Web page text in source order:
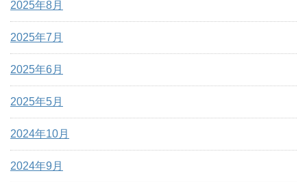
2025年8月
2025年7月
2025年6月
2025年5月
2024年10月
2024年9月